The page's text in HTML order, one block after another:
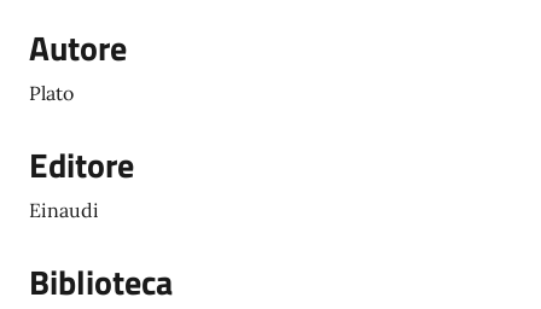
Autore
Plato
Editore
Einaudi
Biblioteca